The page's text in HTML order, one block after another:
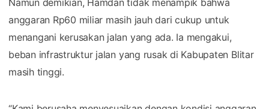
anggaran Rp60 miliar masih jauh dari cukup untuk
menangani kerusakan jalan yang ada. Ia mengakui,
beban infrastruktur jalan yang rusak di Kabupaten Blitar
masih tinggi.